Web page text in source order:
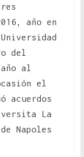
año en
del
al
el
acuerdos
La
Napoles